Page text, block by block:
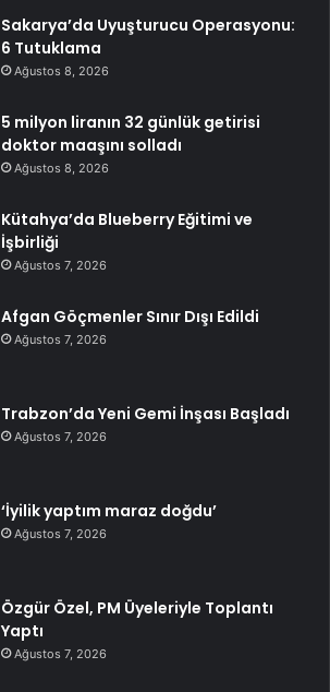
Sakarya’da Uyuşturucu Operasyonu:
6 Tutuklama
Ağustos 8, 2026
5 milyon liranın 32 günlük getirisi
doktor maaşını solladı
Ağustos 8, 2026
Kütahya’da Blueberry Eğitimi ve
İşbirliği
Ağustos 7, 2026
Afgan Göçmenler Sınır Dışı Edildi
Ağustos 7, 2026
Trabzon’da Yeni Gemi İnşası Başladı
Ağustos 7, 2026
‘İyilik yaptım maraz doğdu’
Ağustos 7, 2026
Özgür Özel, PM Üyeleriyle Toplantı
Yaptı
Ağustos 7, 2026